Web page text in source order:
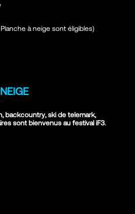
à neige sont éligibles)
backcountry, ski de telemark,
sont bienvenus au festival iF3.